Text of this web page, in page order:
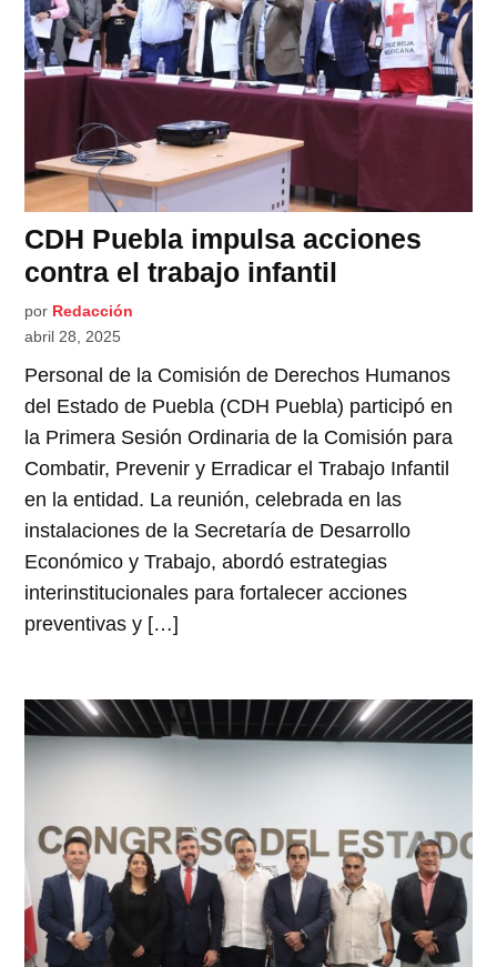
CDH Puebla impulsa acciones
contra el trabajo infantil
por Redacción
abril 28, 2025
Personal de la Comisión de Derechos Humanos
del Estado de Puebla (CDH Puebla) participó en
la Primera Sesión Ordinaria de la Comisión para
Combatir, Prevenir y Erradicar el Trabajo Infantil
en la entidad. La reunión, celebrada en las
instalaciones de la Secretaría de Desarrollo
Económico y Trabajo, abordó estrategias
interinstitucionales para fortalecer acciones
preventivas y […]